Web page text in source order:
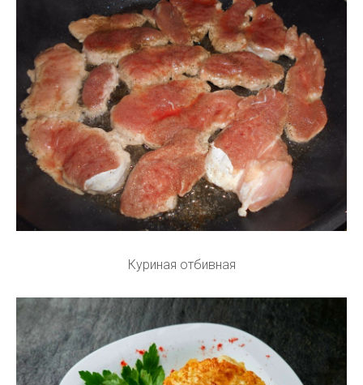
Куриная отбивная